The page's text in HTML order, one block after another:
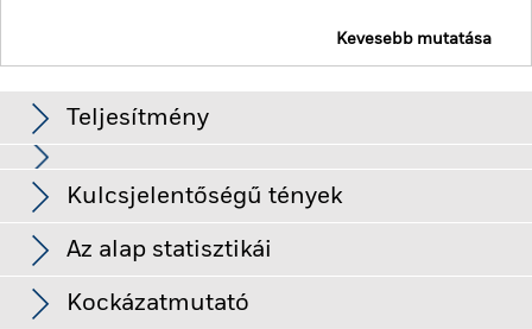
Kevesebb mutatása
Teljesítmény
Diagram
Teljes diagram megtekintése
A kamatlábak, a hitelkockázat változása és/vagy a kibocsátók
bedőlése jelentős hatással lesz a rögzített kamatozású
értékpapírok teljesítményére. A nem befektetési fokozatú
rögzített kamatozású értékpapírok érzékenyebbek lehetnek az
ilyen kockázatok változásaira, mint a magasabb besorolású
rögzített kamatozású papírok. A potenciális vagy tényleges
leminősítések növelhetik a kockázat mértékét.
Kulcsjelentőségű tények
Az Alap Nettó
ekkor: 2026. aug. 07.
Az alap statisztikái
Részesedések száma
Kockázatmutató